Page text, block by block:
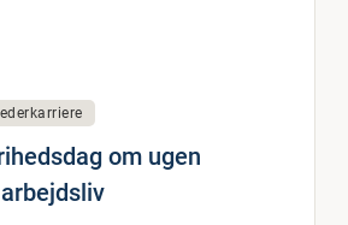
om ugen